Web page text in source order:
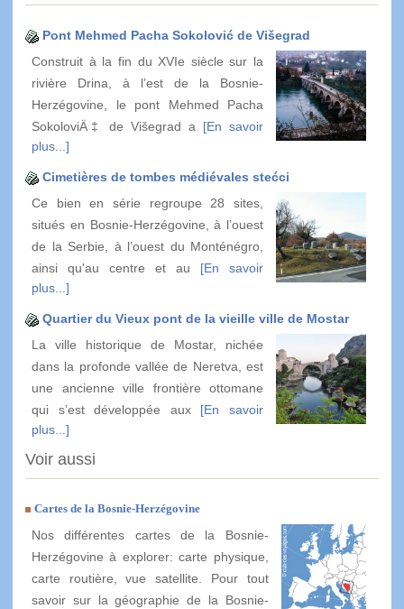
Pont Mehmed Pacha Sokolović de Višegrad
Construit à la fin du XVIe siècle sur la
rivière Drina, à l’est de la Bosnie-
Herzégovine, le pont Mehmed Pacha
SokoloviÄ‡ de Višegrad a [En savoir
plus...]
Cimetières de tombes médiévales stećci
Ce bien en série regroupe 28 sites,
situés en Bosnie-Herzégovine, à l’ouest
de la Serbie, à l’ouest du Monténégro,
ainsi qu'au centre et au [En savoir
plus...]
Quartier du Vieux pont de la vieille ville de Mostar
La ville historique de Mostar, nichée
dans la profonde vallée de Neretva, est
une ancienne ville frontière ottomane
qui s’est développée aux [En savoir
plus...]
Voir aussi
Cartes de la Bosnie-Herzégovine
Nos différentes cartes de la Bosnie-
Herzégovine à explorer: carte physique,
carte routière, vue satellite. Pour tout
savoir sur la géographie de la Bosnie-